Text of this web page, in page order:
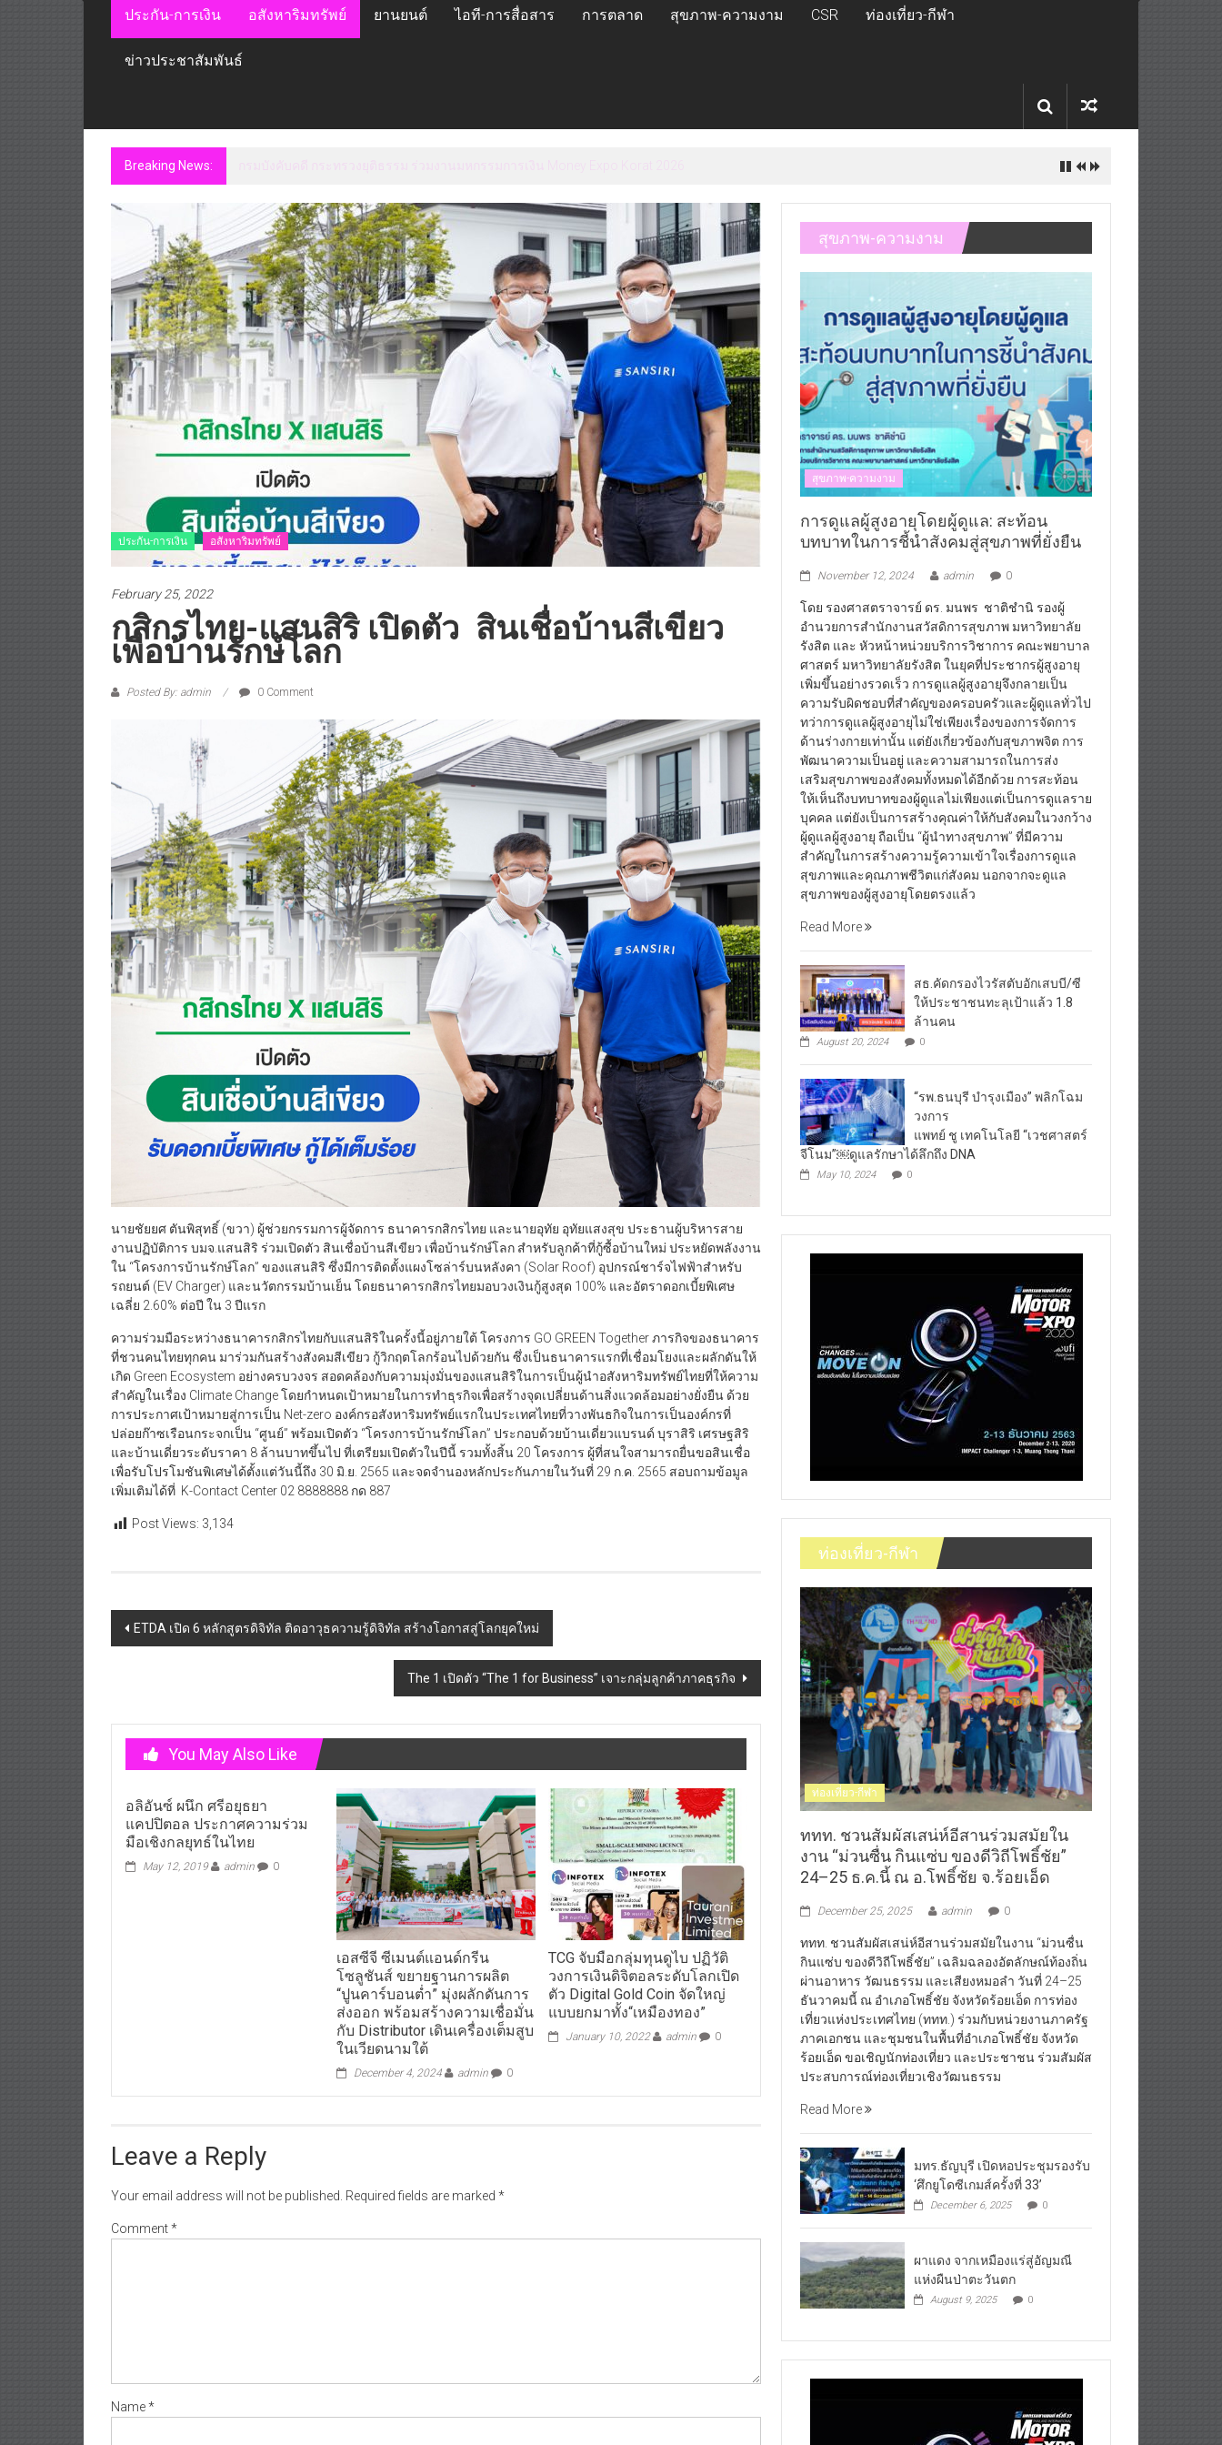
ประกัน-การเงิน อสังหาริมทรัพย์ ยานยนต์ ไอที-การสื่อสาร การตลาด สุขภาพ-ความงาม CSR ท่องเที่ยว-กีฬา
ข่าวประชาสัมพันธ์
Breaking News:
ประกัน-การเงิน อสังหาริมทรัพย์
February 25, 2022
กสิกรไทย-แสนสิริ เปิดตัว สินเชื่อบ้านสีเขียว
เพื่อบ้านรักษ์โลก
Posted By: admin 0 Comment
นายชัยยศ ตันพิสุทธิ์ (ขวา) ผู้ช่วยกรรมการผู้จัดการ ธนาคารกสิกรไทย และนายอุทัย อุทัยแสงสุข ประธานผู้บริหารสาย
งานปฏิบัติการ บมจ.แสนสิริ ร่วมเปิดตัว สินเชื่อบ้านสีเขียว เพื่อบ้านรักษ์โลก สำหรับลูกค้าที่กู้ซื้อบ้านใหม่ ประหยัดพลังงาน
ใน “โครงการบ้านรักษ์โลก” ของแสนสิริ ซึ่งมีการติดตั้งแผงโซล่าร์บนหลังคา (Solar Roof) อุปกรณ์ชาร์จไฟฟ้าสำหรับ
รถยนต์ (EV Charger) และนวัตกรรมบ้านเย็น โดยธนาคารกสิกรไทยมอบวงเงินกู้สูงสุด 100% และอัตราดอกเบี้ยพิเศษ
เฉลี่ย 2.60% ต่อปี ใน 3 ปีแรก
ความร่วมมือระหว่างธนาคารกสิกรไทยกับแสนสิริในครั้งนี้อยู่ภายใต้ โครงการ GO GREEN Together ภารกิจของธนาคาร
ที่ชวนคนไทยทุกคน มาร่วมกันสร้างสังคมสีเขียว กู้วิกฤตโลกร้อนไปด้วยกัน ซึ่งเป็นธนาคารแรกที่เชื่อมโยงและผลักดันให้
เกิด Green Ecosystem อย่างครบวงจร สอดคล้องกับความมุ่งมั่นของแสนสิริในการเป็นผู้นำอสังหาริมทรัพย์ไทยที่ให้ความ
สำคัญในเรื่อง Climate Change โดยกำหนดเป้าหมายในการทำธุรกิจเพื่อสร้างจุดเปลี่ยนด้านสิ่งแวดล้อมอย่างยั่งยืน ด้วย
การประกาศเป้าหมายสู่การเป็น Net-zero องค์กรอสังหาริมทรัพย์แรกในประเทศไทยที่วางพันธกิจในการเป็นองค์กรที่
ปล่อยก๊าซเรือนกระจกเป็น “ศูนย์” พร้อมเปิดตัว “โครงการบ้านรักษ์โลก” ประกอบด้วยบ้านเดี่ยวแบรนด์ บุราสิริ เศรษฐสิริ
และบ้านเดี่ยวระดับราคา 8 ล้านบาทขึ้นไป ที่เตรียมเปิดตัวในปีนี้ รวมทั้งสิ้น 20 โครงการ ผู้ที่สนใจสามารถยื่นขอสินเชื่อ
เพื่อรับโปรโมชันพิเศษได้ตั้งแต่วันนี้ถึง 30 มิ.ย. 2565 และจดจำนองหลักประกันภายในวันที่ 29 ก.ค. 2565 สอบถามข้อมูล
เพิ่มเติมได้ที่ K-Contact Center 02 8888888 กด 887
Post Views: 3,134
Post
ETDA เปิด 6 หลักสูตรดิจิทัล ติดอาวุธความรู้ดิจิทัล สร้างโอกาสสู่โลกยุคใหม่
The 1 เปิดตัว “The 1 for Business” เจาะกลุ่มลูกค้าภาคธุรกิจ
You May Also Like
อลิอันซ์ ผนึก ศรีอยุธยา
แคปปิตอล ประกาศความร่วม
มือเชิงกลยุทธ์ในไทย
May 12, 2019 admin 0
เอสซีจี ซีเมนต์แอนด์กรีน
โซลูชันส์ ขยายฐานการผลิต
“ปูนคาร์บอนต่ำ” มุ่งผลักดันการ
ส่งออก พร้อมสร้างความเชื่อมั่น
กับ Distributor เดินเครื่องเต็มสูบ
ในเวียดนามใต้
December 4, 2024 admin 0
TCG จับมือกลุ่มทุนดูไบ ปฏิวัติ
วงการเงินดิจิตอลระดับโลกเปิด
ตัว Digital Gold Coin จัดใหญ่
แบบยกมาทั้ง“เหมืองทอง”
January 10, 2022 admin 0
Leave a Reply
Your email address will not be published. Required fields are marked *
Comment*
Name*
สุขภาพ-ความงาม
สุขภาพ-ความงาม
การดูแลผู้สูงอายุโดยผู้ดูแล: สะท้อน
บทบาทในการชี้นำสังคมสู่สุขภาพที่ยั่งยืน
November 12, 2024 admin 0
โดย รองศาสตราจารย์ ดร. มนพร ชาติชำนิ รองผู้
อำนวยการสำนักงานสวัสดิการสุขภาพ มหาวิทยาลัย
รังสิต และ หัวหน้าหน่วยบริการวิชาการ คณะพยาบาล
ศาสตร์ มหาวิทยาลัยรังสิต ในยุคที่ประชากรผู้สูงอายุ
เพิ่มขึ้นอย่างรวดเร็ว การดูแลผู้สูงอายุจึงกลายเป็น
ความรับผิดชอบที่สำคัญของครอบครัวและผู้ดูแลทั่วไป
ทว่าการดูแลผู้สูงอายุไม่ใช่เพียงเรื่องของการจัดการ
ด้านร่างกายเท่านั้น แต่ยังเกี่ยวข้องกับสุขภาพจิต การ
พัฒนาความเป็นอยู่ และความสามารถในการส่ง
เสริมสุขภาพของสังคมทั้งหมดได้อีกด้วย การสะท้อน
ให้เห็นถึงบทบาทของผู้ดูแลไม่เพียงแต่เป็นการดูแลราย
บุคคล แต่ยังเป็นการสร้างคุณค่าให้กับสังคมในวงกว้าง
ผู้ดูแลผู้สูงอายุ ถือเป็น “ผู้นำทางสุขภาพ” ที่มีความ
สำคัญในการสร้างความรู้ความเข้าใจเรื่องการดูแล
สุขภาพและคุณภาพชีวิตแก่สังคม นอกจากจะดูแล
สุขภาพของผู้สูงอายุโดยตรงแล้ว
Read More
สธ.คัดกรองไวรัสตับอักเสบบี/ซี
ให้ประชาชนทะลุเป้าแล้ว 1.8
ล้านคน
August 20, 2024 0
“รพ.ธนบุรี บำรุงเมือง” พลิกโฉม
วงการ
แพทย์ ชู เทคโนโลยี “เวชศาสตร์
จีโนม”￼ดูแลรักษาได้ลึกถึง DNA
May 10, 2024 0
ท่องเที่ยว-กีฬา
ท่องเที่ยว-กีฬา
ททท. ชวนสัมผัสเสน่ห์อีสานร่วมสมัยใน
งาน “ม่วนซื่น กินแซ่บ ของดีวิถีโพธิ์ชัย”
24–25 ธ.ค.นี้ ณ อ.โพธิ์ชัย จ.ร้อยเอ็ด
December 25, 2025 admin 0
ททท. ชวนสัมผัสเสน่ห์อีสานร่วมสมัยในงาน “ม่วนซื่น
กินแซ่บ ของดีวิถีโพธิ์ชัย” เฉลิมฉลองอัตลักษณ์ท้องถิ่น
ผ่านอาหาร วัฒนธรรม และเสียงหมอลำ วันที่ 24–25
ธันวาคมนี้ ณ อำเภอโพธิ์ชัย จังหวัดร้อยเอ็ด การท่อง
เที่ยวแห่งประเทศไทย (ททท.) ร่วมกับหน่วยงานภาครัฐ
ภาคเอกชน และชุมชนในพื้นที่อำเภอโพธิ์ชัย จังหวัด
ร้อยเอ็ด ขอเชิญนักท่องเที่ยว และประชาชน ร่วมสัมผัส
ประสบการณ์ท่องเที่ยวเชิงวัฒนธรรม
Read More
มทร.ธัญบุรี เปิดหอประชุมรองรับ
‘ศึกยูโดซีเกมส์ครั้งที่ 33’
December 6, 2025 0
ผาแดง จากเหมืองแร่สู่อัญมณี
แห่งผืนป่าตะวันตก
August 9, 2025 0